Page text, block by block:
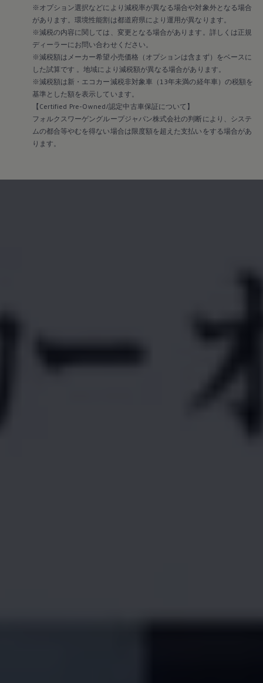
※オプション選択などにより減税率が異なる場合や対象外となる場合
があります。環境性能割は都道府県により運用が異なります。
※減税の内容に関しては、変更となる場合があります。詳しくは正規
ディーラーにお問い合わせください。
※減税額はメーカー希望小売価格（オプションは含まず）をベースに
した試算です 。地域により減税額が異なる場合があります。
※減税額は新・エコカー減税非対象車（13年未満の経年車）の税額を
基準とした額を表示しています。
【Certified Pre-Owned/認定中古車保証について】
フォルクスワーゲングループジャパン株式会社の判断により、システ
ムの都合等やむを得ない場合は限度額を超えた支払いをする場合があ
ります。